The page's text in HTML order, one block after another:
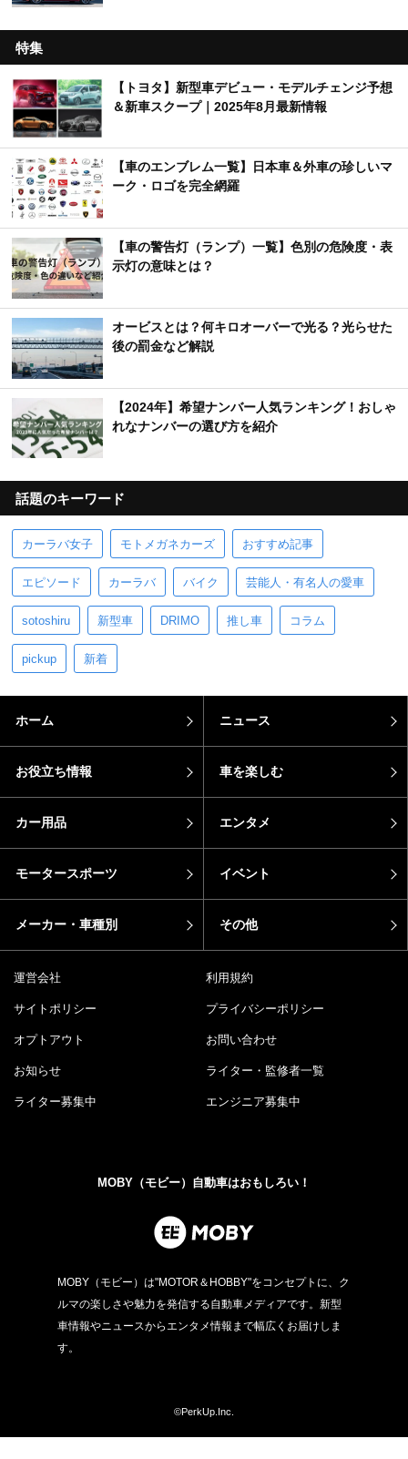
特集
【トヨタ】新型車デビュー・モデルチェンジ予想
＆新車スクープ｜2025年8月最新情報
【車のエンブレム一覧】日本車＆外車の珍しいマ
ーク・ロゴを完全網羅
【車の警告灯（ランプ）一覧】色別の危険度・表
示灯の意味とは？
オービスとは？何キロオーバーで光る？光らせた
後の罰金など解説
【2024年】希望ナンバー人気ランキング！おしゃ
れなナンバーの選び方を紹介
話題のキーワード
カーラバ女子 モトメガネカーズ おすすめ記事
エピソード カーラバ バイク 芸能人・有名人の愛車
sotoshiru 新型車 DRIMO 推し車 コラム
pickup 新着
ホーム ニュース
お役立ち情報 車を楽しむ
カー用品 エンタメ
モータースポーツ イベント
メーカー・車種別 その他
運営会社 利用規約
サイトポリシー プライバシーポリシー
オプトアウト お問い合わせ
お知らせ ライター・監修者一覧
ライター募集中 エンジニア募集中
MOBY（モビー）自動車はおもしろい！
MOBY（モビー）は"MOTOR＆HOBBY"をコンセプトに、ク
ルマの楽しさや魅力を発信する自動車メディアです。新型
車情報やニュースからエンタメ情報まで幅広くお届けしま
す。
©PerkUp.Inc.